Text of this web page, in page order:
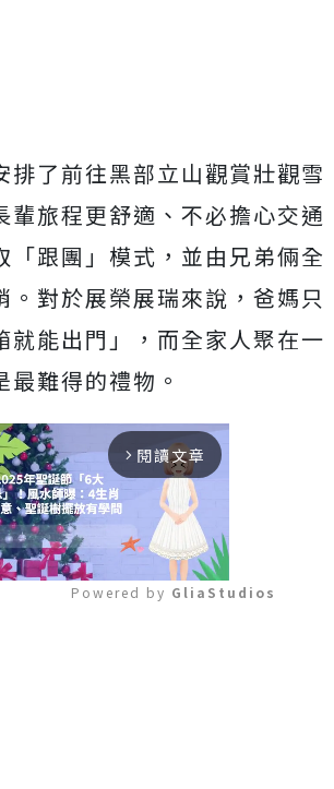
排了前往黑部立山觀賞壯觀雪
輩旅程更舒適、不必擔心交通
跟團」 模式，並由兄弟倆全
對於展榮展瑞來說， 爸媽只
就能出門」，而全家人聚在一
最難得的禮物。
arrow_forward_ios 閱讀文章
Powered by GliaStudios